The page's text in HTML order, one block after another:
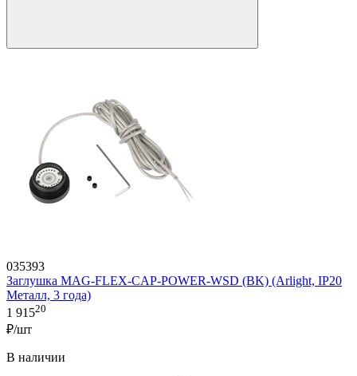
035393
Заглушка MAG-FLEX-CAP-POWER-WSD (BK) (Arlight, IP20
Металл, 3 года)
1 91520
₽/шт
В наличии